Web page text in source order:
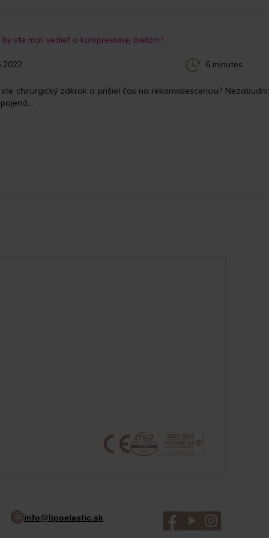
ste mali vedieť o kompresívnej bielizni?
6 minutes
chirurgický zákrok a prišiel čas na rekonvalescenciu?
info@lipoelastic.sk